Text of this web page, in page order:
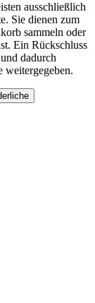
ausschließlich
Sie dienen zum
sammeln oder
Ein Rückschluss
dadurch
weitergegeben.